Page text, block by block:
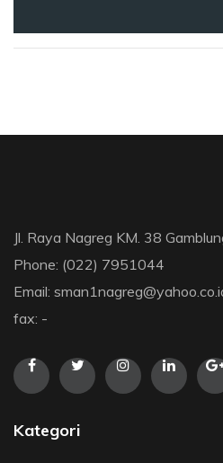
Jl. Raya Nagreg KM. 38
Phone: (022) 7951044
Email:
fax: -
Kategori